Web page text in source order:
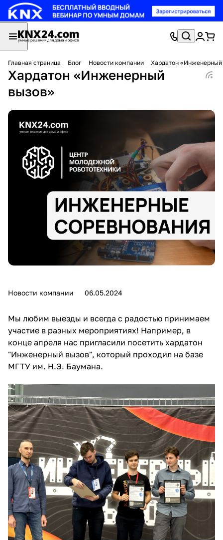
Главная страница Блог Новости компании Хардатон «Инженерный
Хардатон «Инженерный
вызов»
Новости компании 06.05.2024
Мы любим выезды и всегда с радостью принимаем
участие в разных мероприятиях! Например, в
конце апреля нас пригласили посетить хардатон
"Инженерный вызов", который проходил на базе
МГТУ им. Н.Э. Баумана.